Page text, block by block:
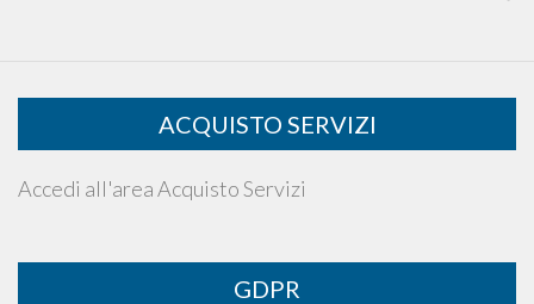
ACQUISTO SERVIZI
Accedi all'area Acquisto Servizi
GDPR